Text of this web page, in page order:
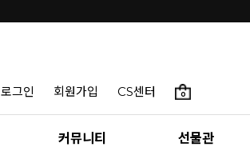
로그인 회원가입 CS센터 0
커뮤니티 선물관